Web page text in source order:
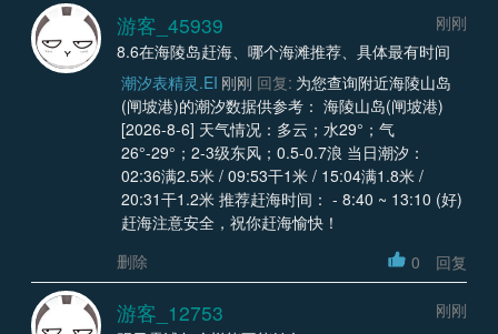
游客_45939
刚刚
8.6在海陵岛赶海、哪个海滩推荐、具体最有时间
潮汐表精灵.EI 刚刚 回复: 为您查询附近海陵山岛
(闸坡港)的潮汐数据供参考： 海陵山岛(闸坡港)
[2026-8-6] 天气情况：多云；水29°；气
26°-29°；2-3级东风；0.5-0.7浪 当日潮汐：
02:36满2.5米 / 09:53干1米 / 15:04满1.8米 /
20:31干1.2米 推荐赶海时间： - 8:40 ~ 13:10 (好)
赶海注意安全，祝你赶海愉快！
删除
0 回复
游客_12753
刚刚